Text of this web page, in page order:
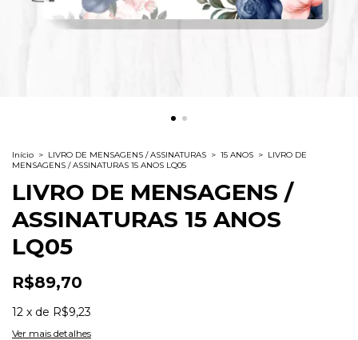
Início > LIVRO DE MENSAGENS / ASSINATURAS > 15 ANOS > LIVRO DE
MENSAGENS / ASSINATURAS 15 ANOS LQ05
LIVRO DE MENSAGENS /
ASSINATURAS 15 ANOS
LQ05
R$89,70
12 x de R$9,23
Ver mais detalhes